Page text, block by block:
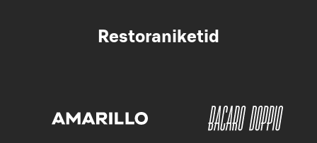
Restoraniketid